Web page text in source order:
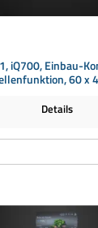
iQ700, Einbau-
60 x
Details